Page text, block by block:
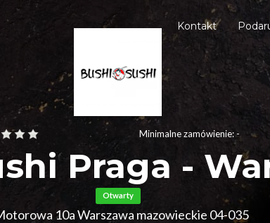
Kontakt
Minimalne zamówienie: -
Praga -
Otwarty
10a Warszawa mazowieckie 04-035